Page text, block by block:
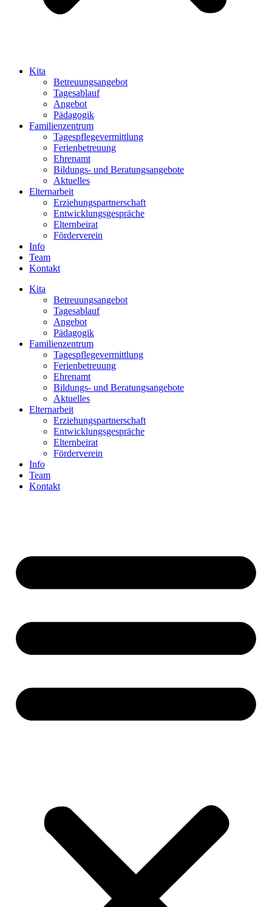
Kita
Betreuungsangebot
Tagesablauf
Angebot
Pädagogik
Familienzentrum
Tagespflegevermittlung
Ferienbetreuung
Ehrenamt
Bildungs- und Beratungsangebote
Aktuelles
Elternarbeit
Erziehungspartnerschaft
Entwicklungsgespräche
Elternbeirat
Förderverein
Info
Team
Kontakt
Kita
Betreuungsangebot
Tagesablauf
Angebot
Pädagogik
Familienzentrum
Tagespflegevermittlung
Ferienbetreuung
Ehrenamt
Bildungs- und Beratungsangebote
Aktuelles
Elternarbeit
Erziehungspartnerschaft
Entwicklungsgespräche
Elternbeirat
Förderverein
Info
Team
Kontakt